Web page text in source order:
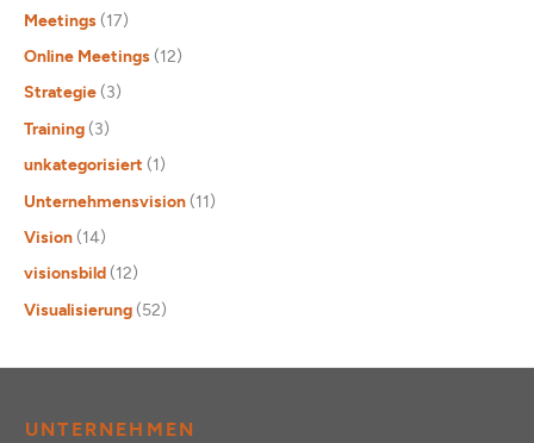
Meetings (17)
Online Meetings (12)
Strategie (3)
Training (3)
unkategorisiert (1)
Unternehmensvision (11)
Vision (14)
visionsbild (12)
Visualisierung (52)
UNTERNEHMEN